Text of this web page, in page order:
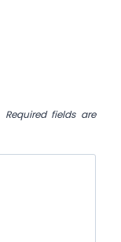
Required fields are